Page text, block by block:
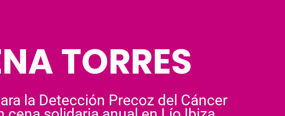
TORRES
la Detección Precoz del Cáncer